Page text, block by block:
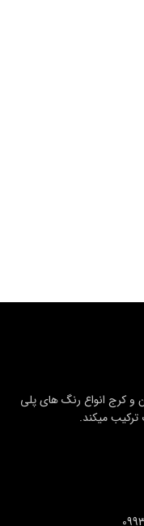
و کرج انواع رنگ های پلی
ترکیب میکند.